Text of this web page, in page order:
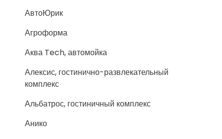
АвтоЮрик
Агроформа
Аква Tech, автомойка
Алексис, гостинично-развлекательный
комплекс
Альбатрос, гостиничный комплекс
Анико